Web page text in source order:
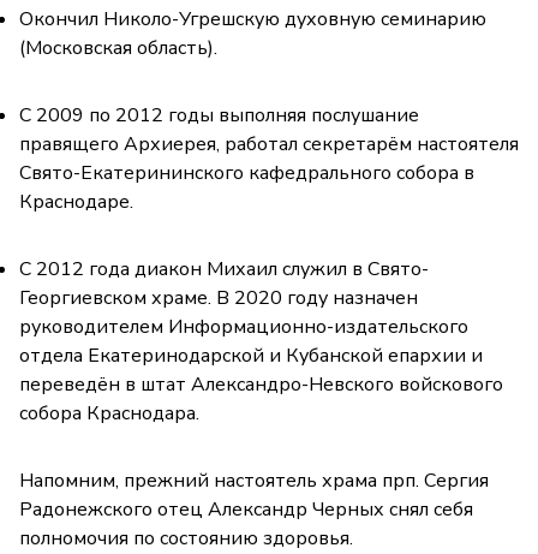
Окончил Николо-Угрешскую духовную семинарию
(Московская область).
С 2009 по 2012 годы выполняя послушание
правящего Архиерея, работал секретарём настоятеля
Свято-Екатерининского кафедрального собора в
Краснодаре.
С 2012 года диакон Михаил служил в Свято-
Георгиевском храме. В 2020 году назначен
руководителем Информационно-издательского
отдела Екатеринодарской и Кубанской епархии и
переведён в штат Александро-Невского войскового
собора Краснодара.
Напомним, прежний настоятель храма прп. Сергия
Радонежского отец Александр Черных снял себя
полномочия по состоянию здоровья.